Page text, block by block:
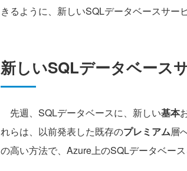
きるように、新しいSQLデータベースサー
新しいSQLデータベース
先週、SQLデータベースに、新しい基本
れらは、以前発表した既存のプレミアム層
の高い方法で、Azure上のSQLデータベー